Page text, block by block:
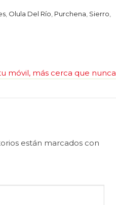
, Olula Del Río Purchena Sierro
móvil, más cerca que nunca
están marcados con